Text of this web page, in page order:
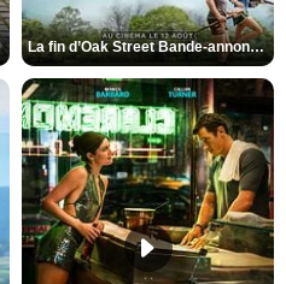
La fin d’Oak Street Bande-annonce VO STFR